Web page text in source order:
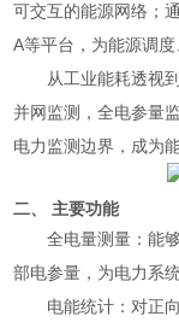
可交互的能源网络；
A等平台，为能源调度
从工业能耗透视
并网监测，全电参量
电力监测边界，成为
二、 主要功能
全电量测量：能
部电参量，为电力系
电能统计：对正